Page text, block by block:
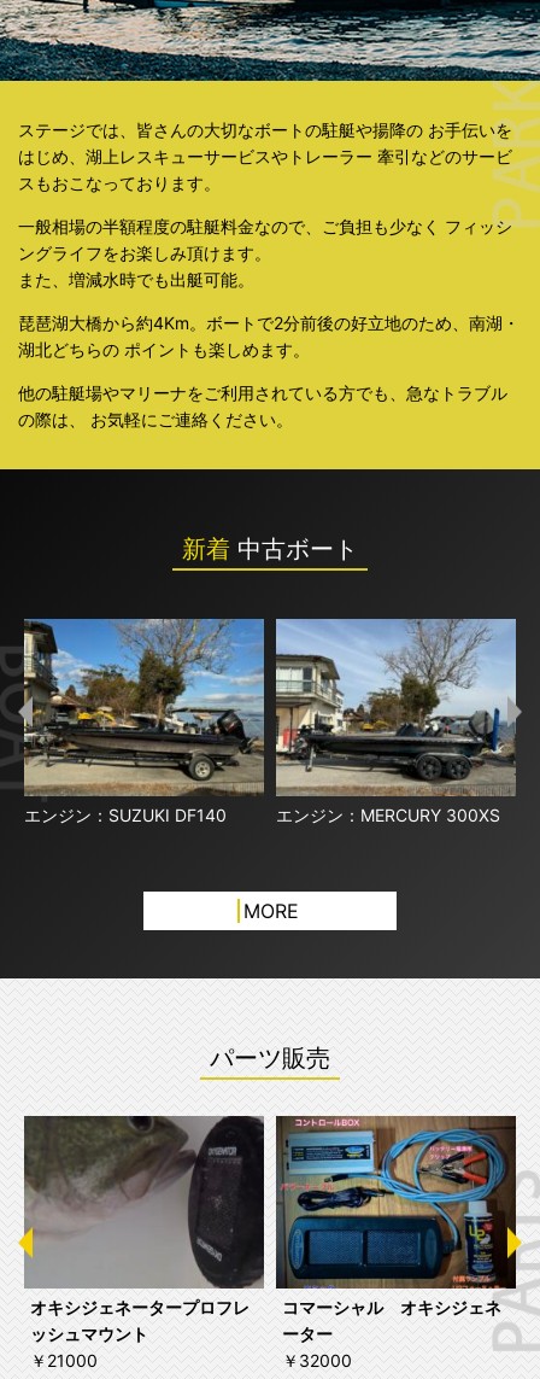
ステージでは、皆さんの大切なボートの駐艇や揚降の お手伝いを
はじめ、湖上レスキューサービスやトレーラー 牽引などのサービ
スもおこなっております。
一般相場の半額程度の駐艇料金なので、ご負担も少なく フィッシ
ングライフをお楽しみ頂けます。
また、増減水時でも出艇可能。
琵琶湖大橋から約4Km。ボートで2分前後の好立地のため、南湖・
湖北どちらの ポイントも楽しめます。
他の駐艇場やマリーナをご利用されている方でも、急なトラブル
の際は、
お気軽にご連絡ください。
新着 中古ボート
エンジン：SUZUKI DF140 エンジン：MERCURY 300XS
MORE
パーツ販売
オキシジェネータープロフレ
ッシュマウント
￥21000
コマーシャル オキシジェネ
ーター
￥32000